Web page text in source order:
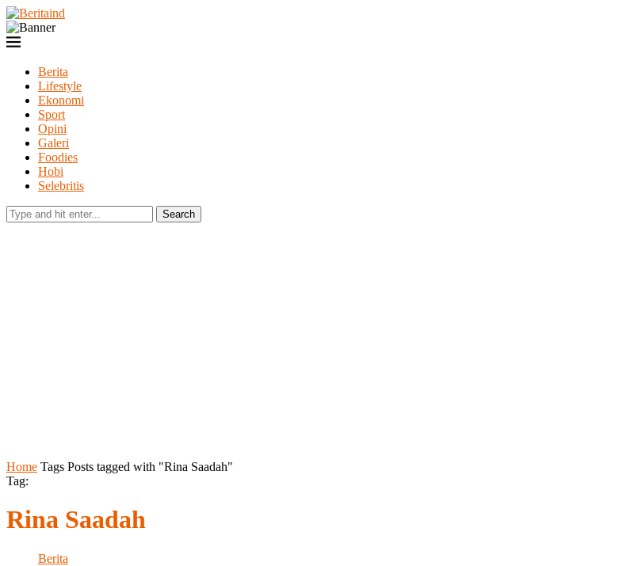
Berita
Lifestyle
Ekonomi
Sport
Opini
Galeri
Foodies
Hobi
Selebritis
Search
Home Tags Posts tagged with "Rina Saadah"
Tag:
Rina Saadah
Berita